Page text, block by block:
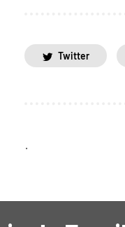
Twitter
.